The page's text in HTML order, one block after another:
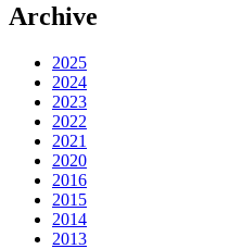
Archive
2025
2024
2023
2022
2021
2020
2016
2015
2014
2013